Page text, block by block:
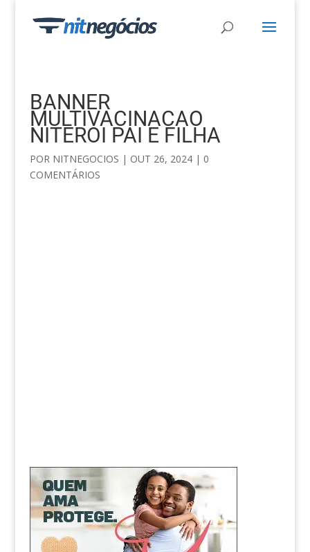
BANNER
MULTIVACINACAO
NITEROI PAI E FILHA
POR NITNEGOCIOS | OUT 26, 2024| 0
COMENTÁRIOS